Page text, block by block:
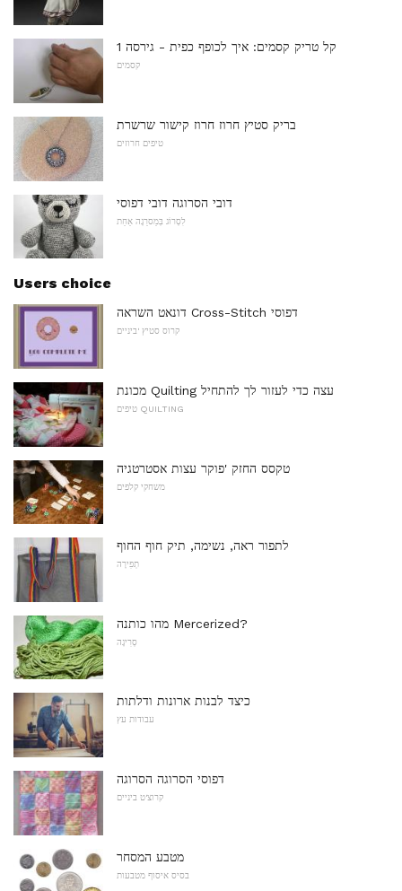
קל טריק קסמים: איך לכופף כפית - גירסה 1
קסמים
בריק סטיץ חרוז חרוז קישור שרשרת
טיפים חרוזים
דובי הסרוגה דובי דפוסי
לִסְרוֹג בְּמַסרֵגָה אַחַת
Users choice
דונאט השראה Cross-Stitch דפוסי
קרוס סטיץ 'ביניים
מכונת Quilting עצה כדי לעזור לך להתחיל
טיפים QUILTING
טקסס החזק 'פוקר עצות אסטרטגיה
משחקי קלפים
לתפור ראה, נשימה, תיק חוף החוף
תְפִירָה
מהו כותנה Mercerized?
סְרִיגָה
כיצד לבנות ארונות ודלתות
עבודות עץ
דפוסי הסרוגה הסרוגה
קרוצ'ט ביניים
מטבע המסחר
בסיס איסוף מטבעות